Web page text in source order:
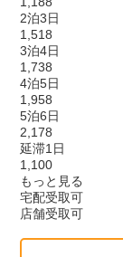
2泊3日
1,518
3泊4日
1,738
4泊5日
1,958
5泊6日
2,178
延滞1日
1,100
もっと見る
宅配受取可
店舗受取可